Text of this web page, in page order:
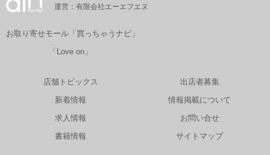
運営：有限会社エーエフエヌ
お取り寄せモール「買っちゃうナビ」
「Love on」
店舗トピックス
新着情報
求人情報
書籍情報
出店者募集
情報掲載について
お問い合せ
サイトマップ